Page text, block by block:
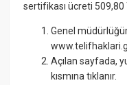
sertifikası ücreti 509,80
Genel
Açılan sayfada,
kısmına tıklanır.